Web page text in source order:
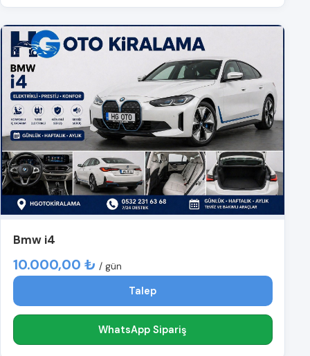
Bmw i4
10.000,00 ₺ / gün
Talep
WhatsApp Sipariş